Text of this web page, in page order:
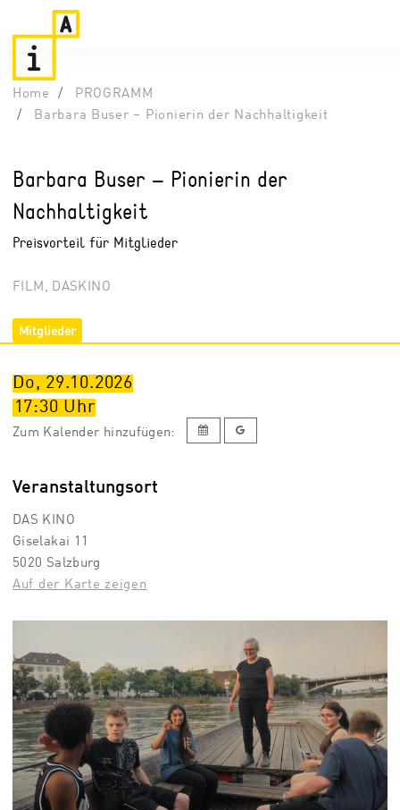
Home
PROGRAMM
Barbara Buser – Pionierin der Nachhaltigkeit
Barbara Buser – Pionierin der
Nachhaltigkeit
Preisvorteil für Mitglieder
FILM, DASKINO
Mitglieder
Do, 29.10.2026
17:30 Uhr
Zum Kalender hinzufügen:
Veranstaltungsort
DAS KINO
Giselakai 11
5020 Salzburg
Auf der Karte zeigen